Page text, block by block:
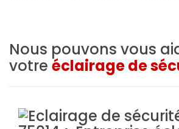
Nous pouvons vous
votre éclairage de